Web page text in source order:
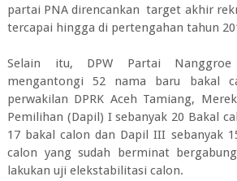
partai PNA direncankan target akhir
tercapai hingga di pertengahan tahun
Selain itu, DPW Partai
mengantongi 52 nama baru bakal
perwakilan DPRK Aceh Tamiang,
Pemilihan (Dapil) I sebanyak 20 Bakal
17 bakal calon dan Dapil III sebanyak
calon yang sudah berminat
lakukan uji elekstabilitasi calon.